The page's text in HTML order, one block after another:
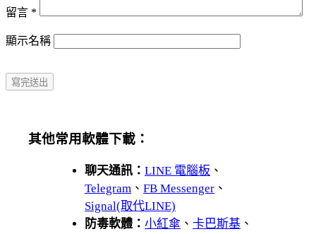
留言 *
顯示名稱
其他常用軟體下載：
聊天通訊： LINE 電腦板 、
Telegram 、 FB Messenger 、
Signal(取代LINE)
防毒軟體： 小紅傘 、 卡巴斯基 、